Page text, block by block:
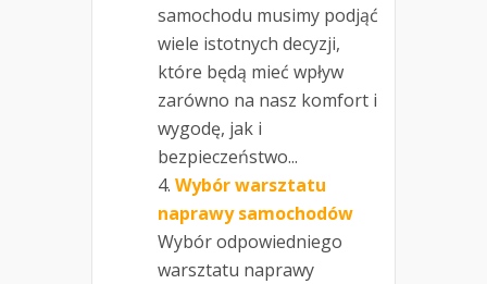
samochodu musimy podjąć
wiele istotnych decyzji,
które będą mieć wpływ
zarówno na nasz komfort i
wygodę, jak i
bezpieczeństwo...
Wybór warsztatu
naprawy samochodów
Wybór odpowiedniego
warsztatu naprawy